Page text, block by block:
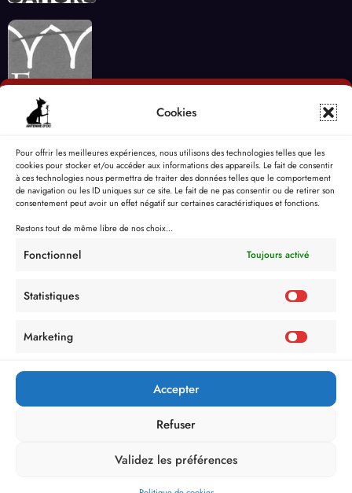
Cookies
Pour offrir les meilleures expériences, nous utilisons des technologies telles que les
cookies pour stocker et/ou accéder aux informations des appareils. Le fait de consentir
à ces technologies nous permettra de traiter des données telles que le comportement
de navigation ou les ID uniques sur ce site. Le fait de ne pas consentir ou de retirer son
consentement peut avoir un effet négatif sur certaines caractéristiques et fonctions.
Restons tout de même libre de nos choix...
Fonctionnel Toujours activé
Statistiques
Marketing
Accepter
Refuser
Validez les préférences